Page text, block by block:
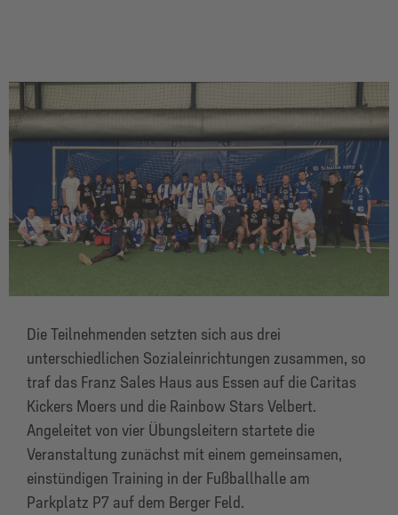
Die Teilnehmenden setzten sich aus drei
unterschiedlichen Sozialeinrichtungen zusammen, so
traf das Franz Sales Haus aus Essen auf die Caritas
Kickers Moers und die Rainbow Stars Velbert.
Angeleitet von vier Übungsleitern startete die
Veranstaltung zunächst mit einem gemeinsamen,
einstündigen Training in der Fußballhalle am
Parkplatz P7 auf dem Berger Feld.